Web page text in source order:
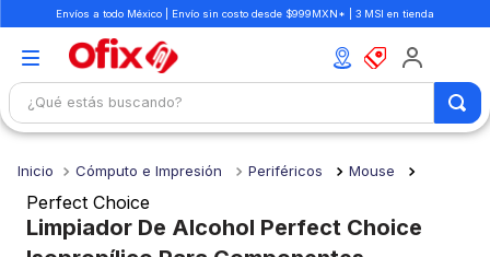
Envíos a todo México | Envío sin costo desde $999MXN* | 3 MSI en tienda
¿Qué estás buscando?
Cómputo e Impresión Periféricos Mouse
Perfect Choice
Limpiador De Alcohol Perfect Choice
1.
mochilas
.
libretas